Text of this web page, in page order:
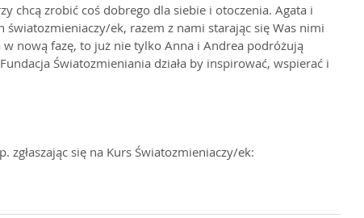
chcą zrobić coś dobrego dla siebie i otoczenia. Agata i
ek, razem z nami starając się Was nimi
nową fazę, to już nie tylko Anna i Andrea podróżują
Światozmieniania działa by inspirować, wspierać i
zgłaszając się na Kurs Światozmieniaczy/ek: